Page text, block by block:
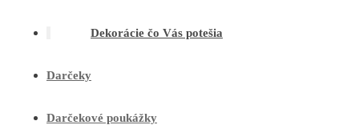
Dekorácie čo Vás potešia
Darčeky
Darčekové poukážky